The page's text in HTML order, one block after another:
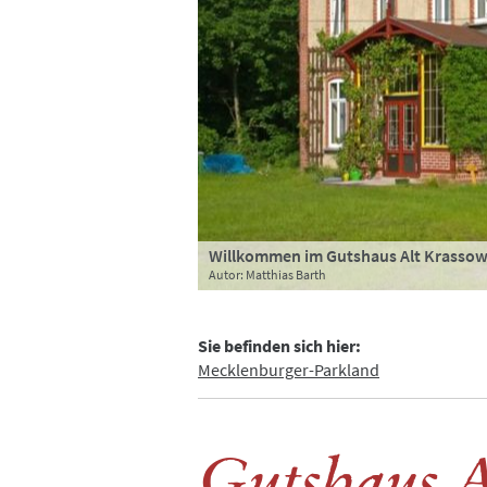
Willkommen im Gutshaus Alt Krassow
Autor: Matthias Barth
Schlafzimmer
Autor: Gutshaus Alt Krassow
Küche
Autor: Gutshaus Alt Krassow
Wohnzimmer in der Ferienwohnung
Autor: Gutshaus Alt Krassow
Bad der Ferienwohnung
Autor: Gutshaus Alt Krassow
Sie befinden sich hier:
Mecklenburger-Parkland